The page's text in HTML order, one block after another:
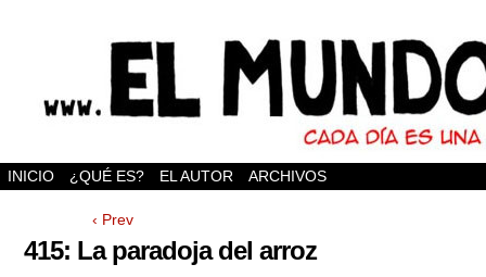
INICIO ¿QUÉ ES? EL AUTOR ARCHIVOS
‹ Prev
415: La paradoja del arroz